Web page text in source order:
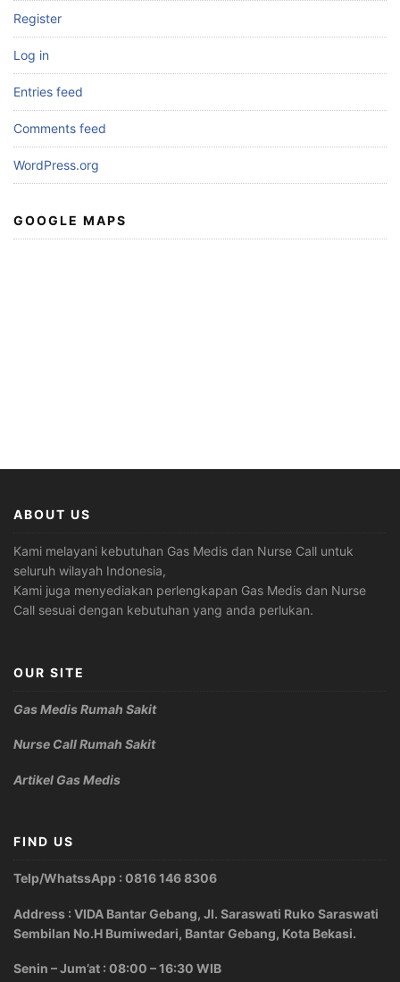
Register
Log in
Entries feed
Comments feed
WordPress.org
GOOGLE MAPS
ABOUT US
Kami melayani kebutuhan Gas Medis dan Nurse Call untuk
seluruh wilayah Indonesia,
Kami juga menyediakan perlengkapan Gas Medis dan Nurse
Call sesuai dengan kebutuhan yang anda perlukan.
OUR SITE
Gas Medis Rumah Sakit
Nurse Call Rumah Sakit
Artikel Gas Medis
FIND US
Telp/WhatssApp : 0816 146 8306
Address : VIDA Bantar Gebang, Jl. Saraswati Ruko Saraswati
Sembilan No.H Bumiwedari, Bantar Gebang, Kota Bekasi.
Senin – Jum’at : 08:00 – 16:30 WIB